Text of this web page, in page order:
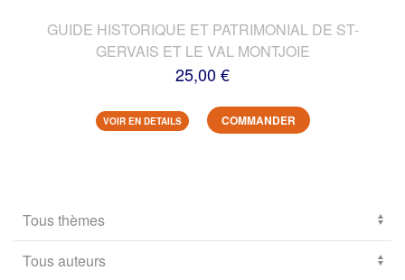
GUIDE HISTORIQUE ET PATRIMONIAL DE ST-
GERVAIS ET LE VAL MONTJOIE
25,00 €
VOIR EN DETAILS COMMANDER